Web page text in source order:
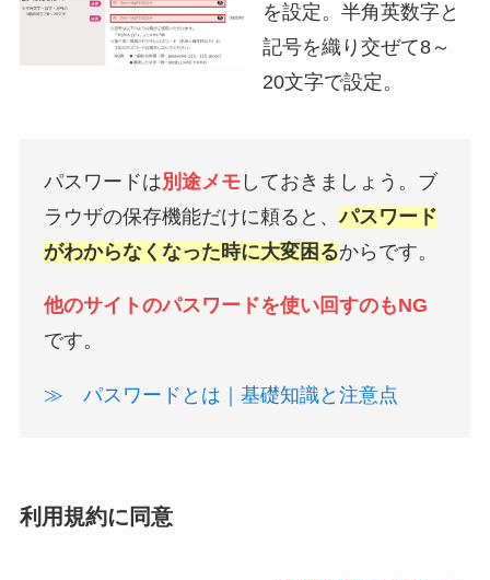
を設定。半角英数字と
記号を織り交ぜて8～
20文字で設定。
パスワードは別途メモ しておきましょう。ブ
ラウザの保存機能だけに頼ると、パスワード
がわからなくなった時に大変困るからです。
他のサイトのパスワードを使い回すのもNG
です。
≫ パスワードとは｜基礎知識と注意点
利用規約に同意